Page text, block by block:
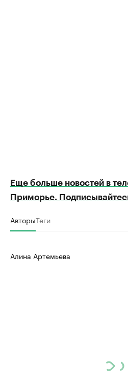
Еще больше новостей в
Приморье.
АвторыТеги
Алина Артемьева